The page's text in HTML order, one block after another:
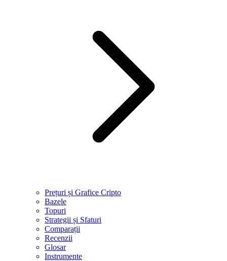
Prețuri și Grafice Cripto
Bazele
Topuri
Strategii și Sfaturi
Comparații
Recenzii
Glosar
Instrumente